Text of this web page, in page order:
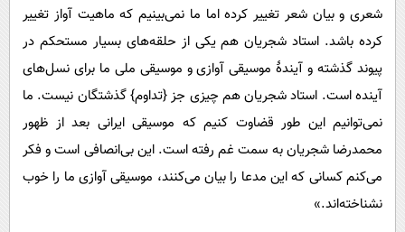
شعری و بیان شعر تغییر کرده اما ما نمی‌بینیم که ماهیت آواز تغییر
کرده باشد. استاد شجریان هم یکی از حلقه‌های بسیار مستحکم در
پیوند گذشته و آیندۀ موسیقی آوازی و موسیقی ملی ما برای نسل‌های
آینده است. استاد شجریان هم چیزی جز {تداوم} گذشتگان نیست. ما
نمی‌توانیم این طور قضاوت کنیم که موسیقی ایرانی بعد از ظهور
محمدرضا شجریان به سمت غم رفته است. این بی‌انصافی است و فکر
می‌کنم کسانی که این مدعا را بیان می‌کنند، موسیقی آوازی ما را خوب
نشناخته‌اند.»